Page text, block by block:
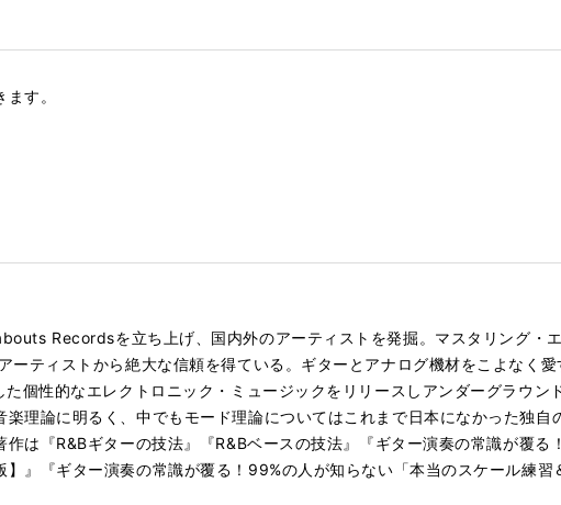
す。
Recordsを立ち上げ、国内外のアーティストを発掘。マスタリング・
ーティストから絶大な信頼を得ている。ギターとアナログ機材をこよなく愛
個性的なエレクトロニック・ミュージックをリリースしアンダーグラウン
理論に明るく、中でもモード理論についてはこれまで日本になかった独自
は『R&Bギターの技法』『R&Bベースの技法』『ギター演奏の常識が覆る
』『ギター演奏の常識が覆る！99%の人が知らない「本当のスケール練習